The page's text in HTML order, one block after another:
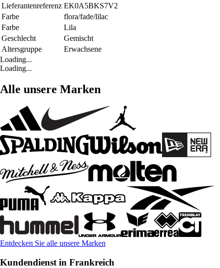
Lieferantenreferenz EK0A5BKS7V2
Farbe
flora/fade/lilac
Farbe
Lila
Geschlecht
Gemischt
Altersgruppe
Erwachsene
Loading...
Loading...
Alle unsere Marken
Entdecken Sie alle unsere Marken
Kundendienst in Frankreich